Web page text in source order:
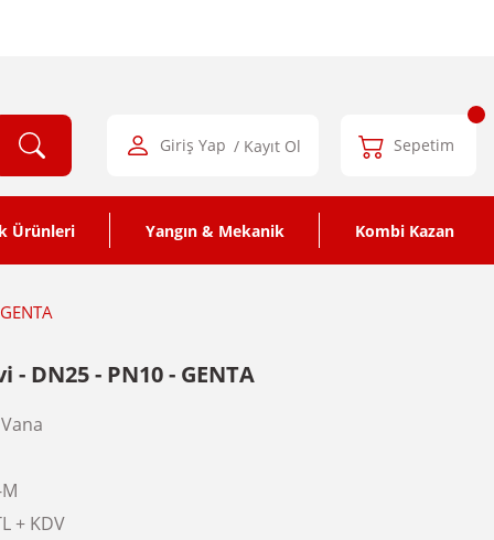
Giriş Yap / Kayıt Ol Sepetim
Ürünleri Yangın & Mekanik Kombi Kazan
DN25 - PN10 - GENTA
+ KDV